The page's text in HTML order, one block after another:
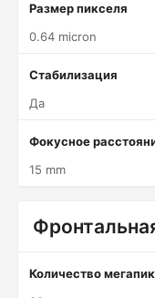
Размер пикселя
0.64 micron
Стабилизация
Да
Фокусное
15 mm
Количество